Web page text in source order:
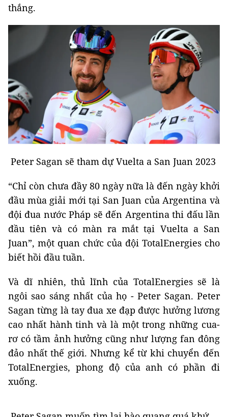
thắng.
Peter Sagan sẽ tham dự Vuelta a San Juan 2023
“Chỉ còn chưa đầy 80 ngày nữa là đến ngày khởi
đầu mùa giải mới tại San Juan của Argentina và
đội đua nước Pháp sẽ đến Argentina thi đấu lần
đầu tiên và có màn ra mắt tại Vuelta a San
Juan”, một quan chức của đội TotalEnergies cho
biết hồi đầu tuần.
Và dĩ nhiên, thủ lĩnh của TotalEnergies sẽ là
ngôi sao sáng nhất của họ - Peter Sagan. Peter
Sagan từng là tay đua xe đạp được hưởng lương
cao nhất hành tinh và là một trong những cua-
rơ có tầm ảnh hưởng cũng như lượng fan đông
đảo nhất thế giới. Nhưng kể từ khi chuyển đến
TotalEnergies, phong độ của anh có phần đi
xuống.